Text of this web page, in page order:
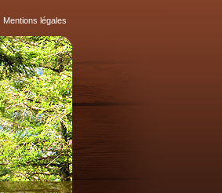
Mentions légales